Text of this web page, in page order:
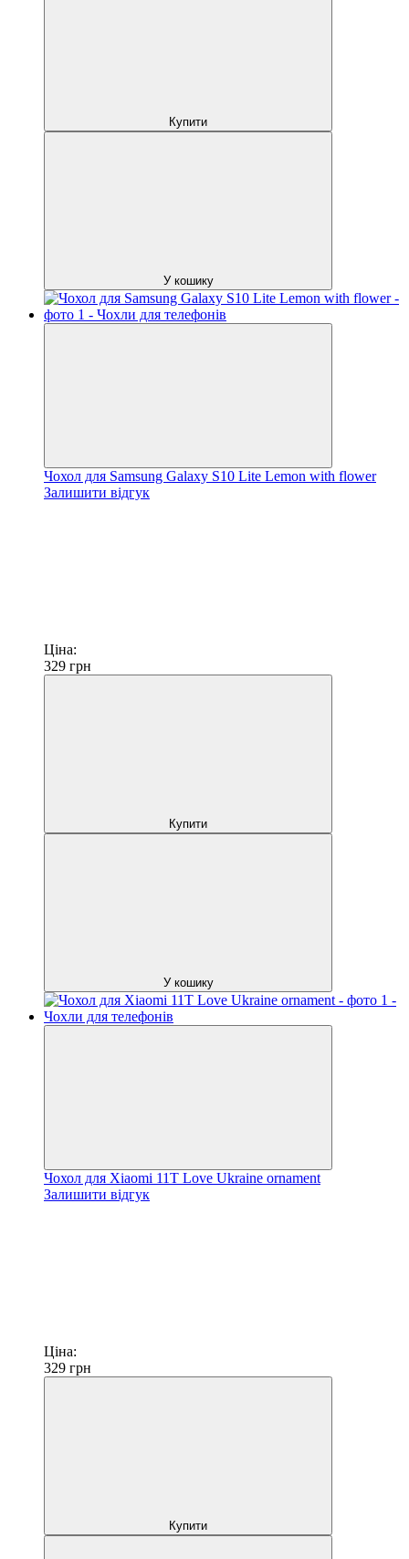
Купити
У кошику
Чохол для Samsung Galaxy S10 Lite Lemon with flower
Залишити відгук
Ціна:
329 грн
Купити
У кошику
Чохол для Xiaomi 11T Love Ukraine ornament
Залишити відгук
Ціна:
329 грн
Купити